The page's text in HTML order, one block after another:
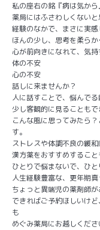
私の座右の銘『病は気から
薬局にはふさわしくない
経験のなかで、まさに実感
ほんの少し、思考を柔らか
心が前向きになれて、気
体の不安
心の不安
話しに来ませんか？
人に話すことで、悩んでる
少し客観的に見ることもで
こんな風に思ってみたら
す。
ストレスや体調不良の緩和
漢方薬をおすすめすること
ひとりで悩まないで、ひ
人生経験豊富な、更年期
ちょっと異端児の薬剤師
できればご予約ほしいけ
も
めぐみ薬局にお越しくださ